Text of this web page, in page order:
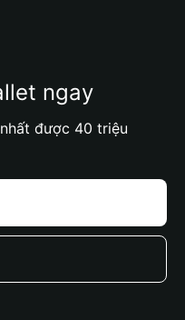
ngay
được 40 triệu